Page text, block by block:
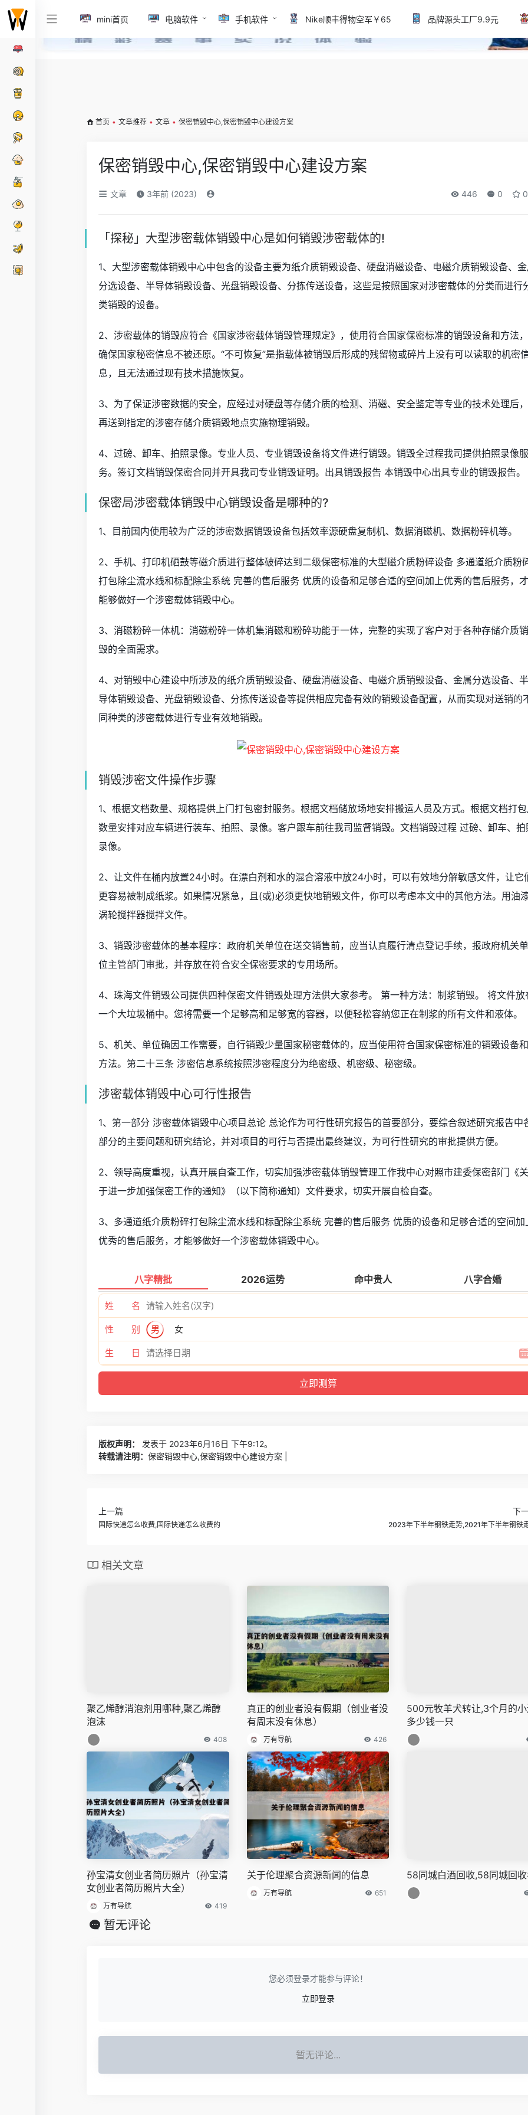
mini首页 电脑软件 手机软件 Nike顺丰得物空军￥65 品牌源头工厂9.9元
首页 • 文章推荐 • 文章 • 保密销毁中心,保密销毁中心建设方案
保密销毁中心,保密销毁中心建设方案
文章 3年前 (2023) 446 0 0
「探秘」大型涉密载体销毁中心是如何销毁涉密载体的!
1、大型涉密载体销毁中心中包含的设备主要为纸介质销毁设备、硬盘消磁设备、电磁介质销毁设备、
分选设备、半导体销毁设备、光盘销毁设备、分拣传送设备，这些是按照国家对涉密载体的分类而进行
类销毁的设备。
2、涉密载体的销毁应符合《国家涉密载体销毁管理规定》，使用符合国家保密标准的销毁设备和方法，
确保国家秘密信息不被还原。“不可恢复”是指载体被销毁后形成的残留物或碎片上没有可以读取的机密
息，且无法通过现有技术措施恢复。
3、为了保证涉密数据的安全，应经过对硬盘等存储介质的检测、消磁、安全鉴定等专业的技术处理后，
再送到指定的涉密存储介质销毁地点实施物理销毁。
4、过磅、卸车、拍照录像。专业人员、专业销毁设备将文件进行销毁。销毁全过程我司提供拍照录像服
务。签订文档销毁保密合同并开具我司专业销毁证明。出具销毁报告 本销毁中心出具专业的销毁报告。
保密局涉密载体销毁中心销毁设备是哪种的?
1、目前国内使用较为广泛的涉密数据销毁设备包括效率源硬盘复制机、数据消磁机、数据粉碎机等。
2、手机、打印机硒鼓等磁介质进行整体破碎达到二级保密标准的大型磁介质粉碎设备 多通道纸介质粉
打包除尘流水线和标配除尘系统 完善的售后服务 优质的设备和足够合适的空间加上优秀的售后服务，才
能够做好一个涉密载体销毁中心。
3、消磁粉碎一体机：消磁粉碎一体机集消磁和粉碎功能于一体，完整的实现了客户对于各种存储介质销
毁的全面需求。
4、对销毁中心建设中所涉及的纸介质销毁设备、硬盘消磁设备、电磁介质销毁设备、金属分选设备、半
导体销毁设备、光盘销毁设备、分拣传送设备等提供相应完备有效的销毁设备配置，从而实现对送销的
同种类的涉密载体进行专业有效地销毁。
销毁涉密文件操作步骤
1、根据文档数量、规格提供上门打包密封服务。根据文档储放场地安排搬运人员及方式。根据文档打
数量安排对应车辆进行装车、拍照、录像。客户跟车前往我司监督销毁。文档销毁过程 过磅、卸车、拍
录像。
2、让文件在桶内放置24小时。在漂白剂和水的混合溶液中放24小时，可以有效地分解敏感文件，让它
更容易被制成纸浆。如果情况紧急，且(或)必须更快地销毁文件，你可以考虑本文中的其他方法。用油
涡轮搅拌器搅拌文件。
3、销毁涉密载体的基本程序：政府机关单位在送交销售前，应当认真履行清点登记手续，报政府机关单
位主管部门审批，并存放在符合安全保密要求的专用场所。
4、珠海文件销毁公司提供四种保密文件销毁处理方法供大家参考。 第一种方法：制浆销毁。 将文件放
一个大垃圾桶中。您将需要一个足够高和足够宽的容器，以便轻松容纳您正在制浆的所有文件和液体。
5、机关、单位确因工作需要，自行销毁少量国家秘密载体的，应当使用符合国家保密标准的销毁设备和
方法。第二十三条 涉密信息系统按照涉密程度分为绝密级、机密级、秘密级。
涉密载体销毁中心可行性报告
1、第一部分 涉密载体销毁中心项目总论 总论作为可行性研究报告的首要部分，要综合叙述研究报告中
部分的主要问题和研究结论，并对项目的可行与否提出最终建议，为可行性研究的审批提供方便。
2、领导高度重视，认真开展自查工作，切实加强涉密载体销毁管理工作我中心对照市建委保密部门《关
于进一步加强保密工作的通知》（以下简称通知）文件要求，切实开展自检自查。
3、多通道纸介质粉碎打包除尘流水线和标配除尘系统 完善的售后服务 优质的设备和足够合适的空间加
优秀的售后服务，才能够做好一个涉密载体销毁中心。
八字精批 2026运势 命中贵人 八字合婚
姓 名
性 别 男 女
生 日
版权声明：
发表于 2023年6月16日 下午9:12。
转载请注明： 保密销毁中心,保密销毁中心建设方案 |
上一篇
国际快递怎么收费,国际快递怎么收费的
下
2023年下半年钢铁走势,2021年下半年钢铁
相关文章
聚乙烯醇消泡剂用哪种,聚乙烯醇
泡沫
408
真正的创业者没有假期（创业者没
有周末没有休息）
万有导航 426
500元牧羊犬转让,3个月的
多少钱一只
孙宝清女创业者简历照片（孙宝清
女创业者简历照片大全）
万有导航 419
关于伦理聚合资源新闻的信息
万有导航 651
58同城白酒回收,58同城回
暂无评论
您必须登录才能参与评论！
立即登录
暂无评论...